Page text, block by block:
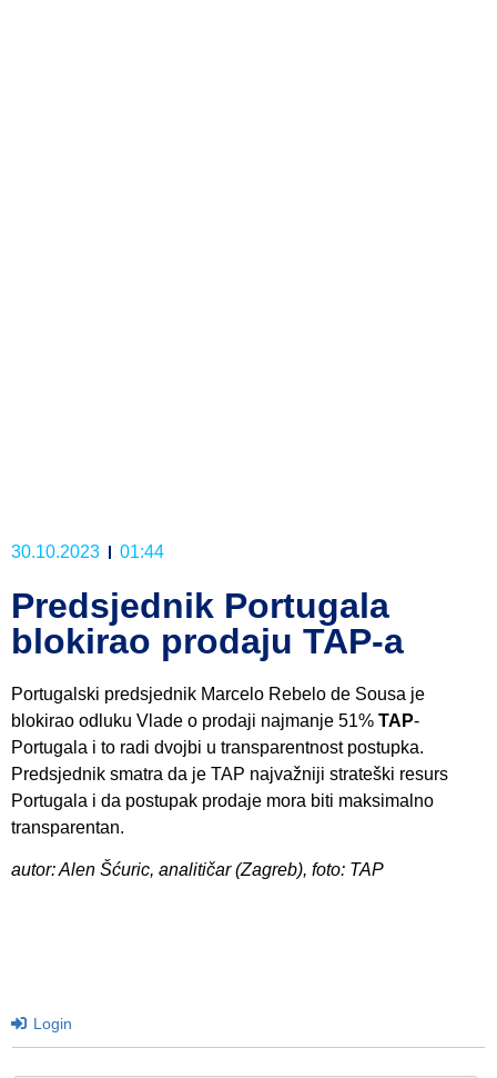
30.10.2023 01:44
Predsjednik Portugala
blokirao prodaju TAP-a
Portugalski predsjednik Marcelo Rebelo de Sousa je
blokirao odluku Vlade o prodaji najmanje 51% TAP-
Portugala i to radi dvojbi u transparentnost postupka.
Predsjednik smatra da je TAP najvažniji strateški resurs
Portugala i da postupak prodaje mora biti maksimalno
transparentan.
autor: Alen Šćuric, analitičar (Zagreb), foto: TAP
Login